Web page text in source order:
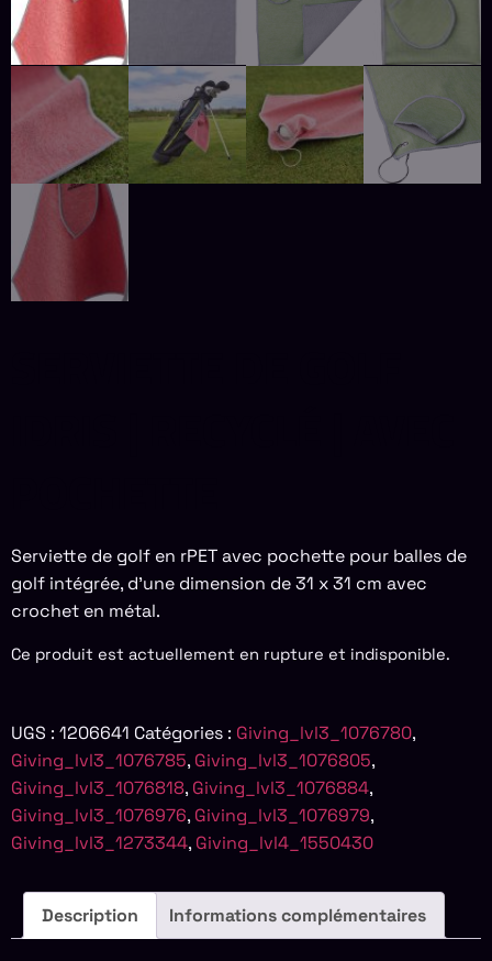
Serviette de golf en rPET avec pochette pour balles de
golf intégrée, d’une dimension de 31 x 31 cm avec
crochet en métal.
Ce produit est actuellement en rupture et indisponible.
UGS : 1206641 Catégories : Giving_lvl3_1076780,
Giving_lvl3_1076785, Giving_lvl3_1076805,
Giving_lvl3_1076818, Giving_lvl3_1076884,
Giving_lvl3_1076976, Giving_lvl3_1076979,
Giving_lvl3_1273344, Giving_lvl4_1550430
Description Informations complémentaires